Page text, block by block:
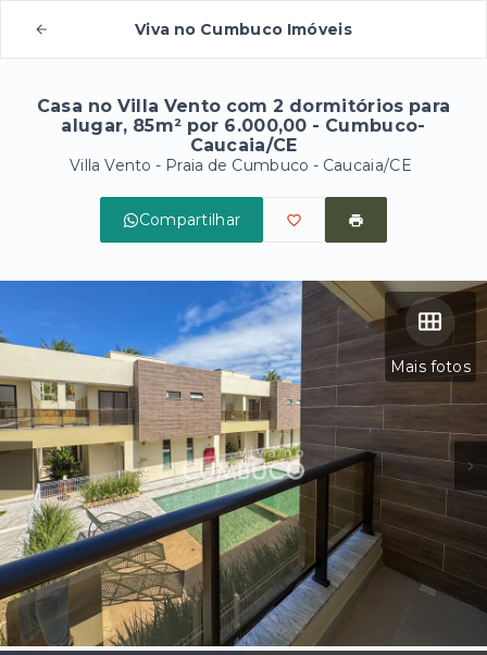
Viva no Cumbuco Imóveis
Casa no Villa Vento com 2 dormitórios para
alugar, 85m² por 6.000,00 - Cumbuco-
Caucaia/CE
Villa Vento - Praia de Cumbuco - Caucaia/CE
Compartilhar
Mais fotos